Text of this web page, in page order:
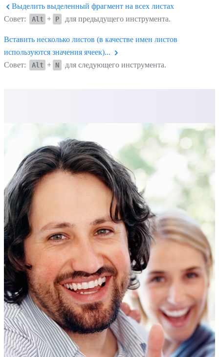
Выделить выделенный фрагмент на всех листах
Совет:
Alt + P для предыдущего инструмента.
Вставить несколько листов (в качестве имен листов
используются значения ячеек)...
Совет:
Alt + N для следующего инструмента.